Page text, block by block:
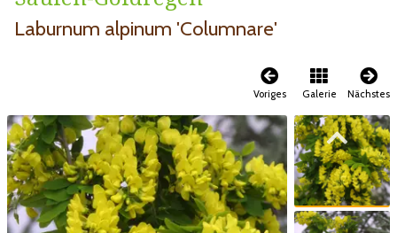
Laburnum alpinum 'Columnare'
Voriges Galerie Nächstes
Zum vorigen Bild